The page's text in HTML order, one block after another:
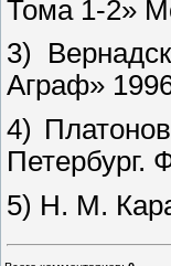
Тома 1-2»
3)
Аграф»
4)
Петербург.
5) Н. М.